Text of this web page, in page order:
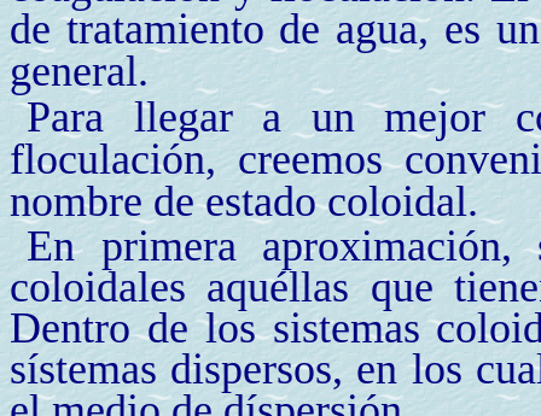
de tratamiento de agua, es
general.
Para llegar a un mejor
floculación, creemos
nombre de estado coloidal.
En primera aproximación,
coloidales aquéllas que
Dentro de los sistemas
sístemas dispersos, en los